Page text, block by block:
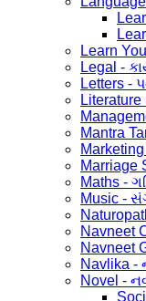
Learn
Legal -
Letters -
Mantra
Marriage
Maths -
Music -
Navneet
Navneet
Navlika
Novel -